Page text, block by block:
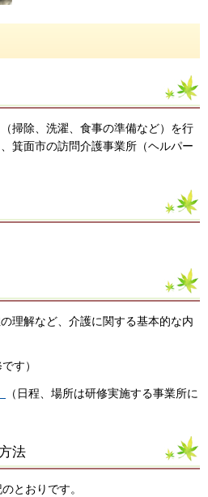
掃除、洗濯、食事の準備など）を行
箕面市の訪問介護事業所（ヘルパー
理解など、介護に関する基本的な内
す）
（日程、場所は研修実施する事業所に
法
とおりです。